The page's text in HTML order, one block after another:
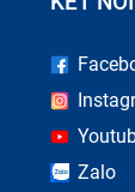
Zalo